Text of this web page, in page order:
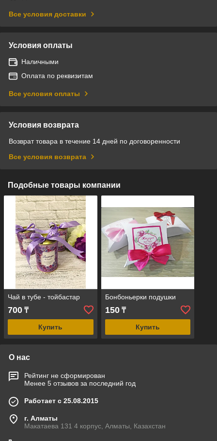
Все условия доставки
Условия оплаты
Наличными
Оплата по реквизитам
Все условия оплаты
Условия возврата
Возврат товара в течение 14 дней по договоренности
Все условия возврата
Подобные товары компании
Чай в тубе - тойбастар
700 ₸
Купить
Бонбоньерки подушки
150₸
Купить
О нас
Рейтинг не сформирован
Менее 5 отзывов за последний год
Работает с 25.08.2015
г. Алматы
Макатаева 131 4 корпус, Алматы, Казахстан